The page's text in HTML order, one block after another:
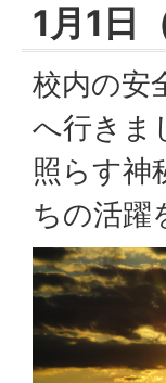
1月1日
校内の安
へ行きま
照らす神
ちの活躍